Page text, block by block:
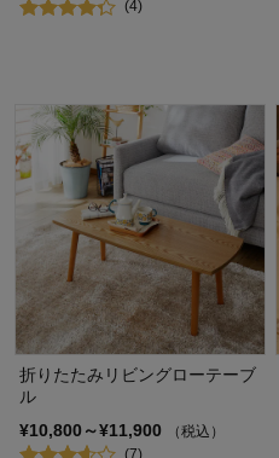
(4)
折りたたみリビングローテーブ
ル
¥10,800～¥11,900
（税込）
(7)